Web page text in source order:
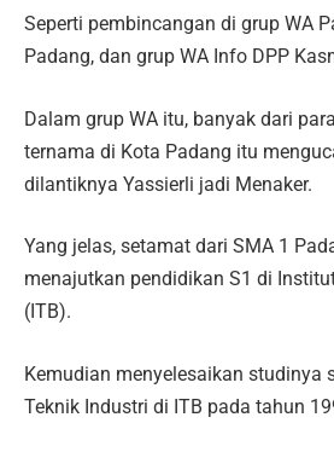
Seperti pembincangan di grup WA
Padang, dan grup WA Info DPP
Dalam grup WA itu, banyak dari
ternama di Kota Padang itu
dilantiknya Yassierli jadi Menaker.
Yang jelas, setamat dari SMA 1
menajutkan pendidikan S1 di
(ITB).
Kemudian menyelesaikan studinya
Teknik Industri di ITB pada tahun